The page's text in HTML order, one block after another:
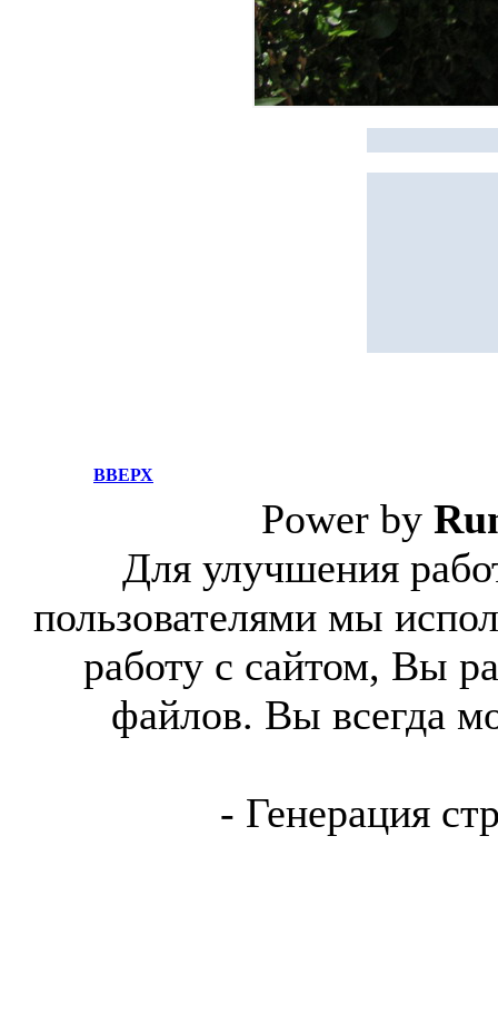
ВВЕРХ
Power by
Для улучшения
пользователями мы
работу с сайтом, Вы
файлов. Вы всегда
- Генерация